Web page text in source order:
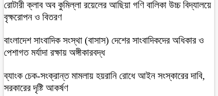
রোটারী ক্লাব অব কুমিল্লা রয়েলের আছিয়া গণি বালিকা উচ্চ বিদ্যালয়ে
বৃক্ষরোপন ও বিতরণ
বাংলাদেশ সাংবাদিক সংস্থা (বাসাস) দেশের সাংবাদিকদের অধিকার ও
পেশাগত মর্যাদা রক্ষায় অঙ্গীকারবদ্ধ
ব্যাংক চেক-সংক্রান্ত মামলায় হয়রানি রোধে আইন সংস্কারের দাবি,
সরকারের দৃষ্টি আকর্ষণ